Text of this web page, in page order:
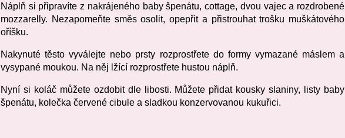
Náplň si připravíte z nakrájeného baby špenátu, cottage, dvou vajec a rozdrobené
mozzarelly. Nezapomeňte směs osolit, opepřit a přistrouhat trošku muškátového
oříšku.
Nakynuté těsto vyválejte nebo prsty rozprostřete do formy vymazané máslem a
vysypané moukou. Na něj lžící rozprostřete hustou náplň.
Nyní si koláč můžete ozdobit dle libosti. Můžete přidat kousky slaniny, listy baby
špenátu, kolečka červené cibule a sladkou konzervovanou kukuřici.